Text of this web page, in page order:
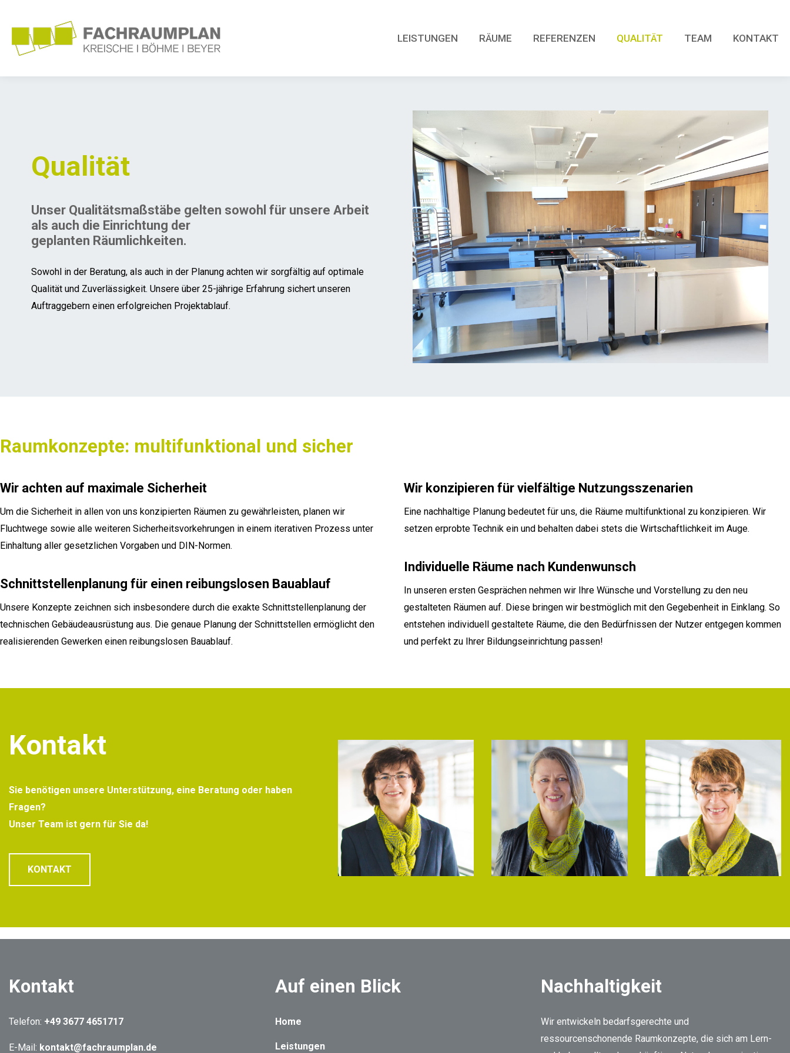
LEISTUNGEN RÄUME REFERENZEN QUALITÄT TEAM KONTAKT
Qualität
Unser Qualitätsmaßstäbe gelten sowohl für unsere Arbeit
als auch die Einrichtung der
geplanten Räumlichkeiten.
Sowohl in der Beratung, als auch in der Planung achten wir sorgfältig auf optimale
Qualität und Zuverlässigkeit. Unsere über 25-jährige Erfahrung sichert unseren
Auftraggebern einen erfolgreichen Projektablauf.
Raumkonzepte: multifunktional und sicher
Wir achten auf maximale Sicherheit
Um die Sicherheit in allen von uns konzipierten Räumen zu gewährleisten, planen wir
Fluchtwege sowie alle weiteren Sicherheitsvorkehrungen in einem iterativen Prozess unter
Einhaltung aller gesetzlichen Vorgaben und DIN-Normen.
Schnittstellenplanung für einen reibungslosen Bauablauf
Unsere Konzepte zeichnen sich insbesondere durch die exakte Schnittstellenplanung der
technischen Gebäudeausrüstung aus. Die genaue Planung der Schnittstellen ermöglicht den
realisierenden Gewerken einen reibungslosen Bauablauf.
Wir konzipieren für vielfältige Nutzungsszenarien
Eine nachhaltige Planung bedeutet für uns, die Räume multifunktional zu konzipieren. Wir
setzen erprobte Technik ein und behalten dabei stets die Wirtschaftlichkeit im Auge.
Individuelle Räume nach Kundenwunsch
In unseren ersten Gesprächen nehmen wir Ihre Wünsche und Vorstellung zu den neu
gestalteten Räumen auf. Diese bringen wir bestmöglich mit den Gegebenheit in Einklang. So
entstehen individuell gestaltete Räume, die den Bedürfnissen der Nutzer entgegen kommen
und perfekt zu Ihrer Bildungseinrichtung passen!
Kontakt
Sie benötigen unsere Unterstützung, eine Beratung oder haben
Fragen?
Unser Team ist gern für Sie da!
KONTAKT
Kontakt
Telefon: +49 3677 4651717
E-Mail: kontakt@fachraumplan.de
Auf einen Blick
Home
Leistungen
Nachhaltigkeit
Wir entwickeln bedarfsgerechte und
ressourcenschonende Raumkonzepte, die sich am Lern-